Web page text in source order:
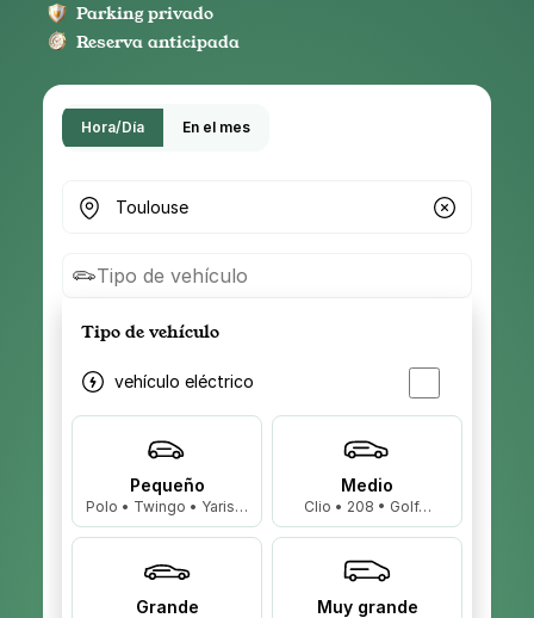
Parking privado
Reserva anticipada
Hora/Día En el mes
¿Dónde buscas parking?
Tipo de vehículo
Tipo de vehículo
vehículo eléctrico
Pequeño
Polo • Twingo • Yaris…
Medio
Clio • 208 • Golf…
Grande Muy grande